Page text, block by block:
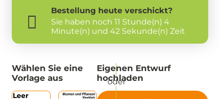
Bestellung heute verschickt?
Sie haben noch 11 Stunde(n) 4
Minute(n) und 42 Sekunde(n) Zeit
Wählen Sie eine
Vorlage aus
Leer
Eigenen Entwurf
hochladen